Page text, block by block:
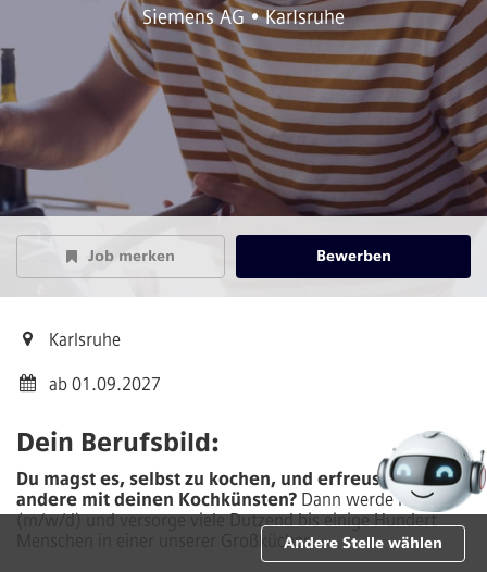
Siemens AG • Karlsruhe
Job merken Bewerben
Karlsruhe
ab 01.09.2027
Dein Berufsbild:
Du magst es, selbst zu kochen, und erfreust gern
andere mit deinen Kochkünsten? Dann werde Koch
(m/w/d) und versorge viele Dutzend bis einige Hundert
Menschen in einer unserer Großküchen.Andere Stelle wählen